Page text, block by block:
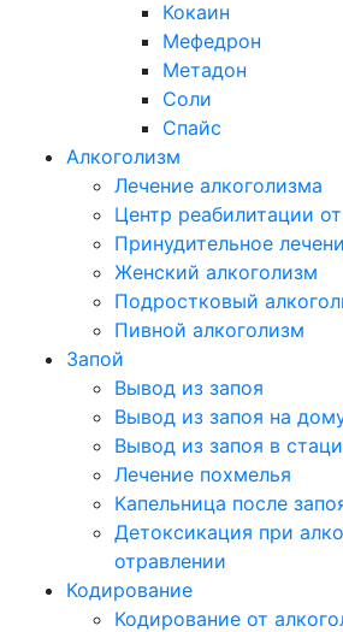
Кокаин
Мефедрон
Метадон
Соли
Спайс
Алкоголизм
Лечение алкоголизма
Центр реабилитации
Принудительное
Женский алкоголизм
Подростковый
Пивной алкоголизм
Запой
Вывод из запоя
Вывод из запоя на
Вывод из запоя в
Лечение похмелья
Капельница после
Детоксикация при
отравлении
Кодирование
Кодирование от